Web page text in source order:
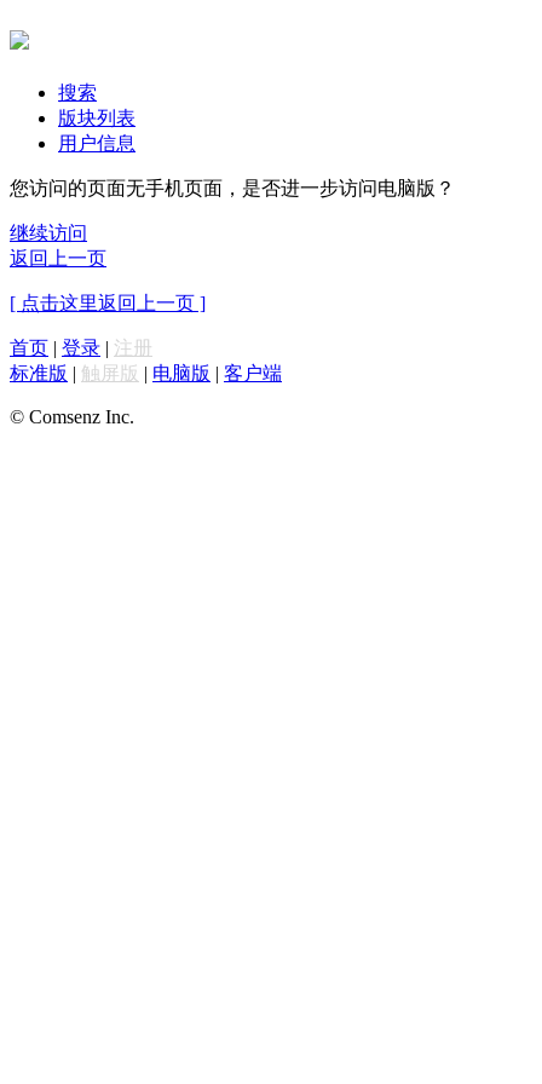
搜索
版块列表
用户信息
您访问的页面无手机页面，是否进一步访问电脑版？
继续访问
返回上一页
[ 点击这里返回上一页 ]
首页 | 登录 | 注册
标准版 | 触屏版 | 电脑版 | 客户端
© Comsenz Inc.